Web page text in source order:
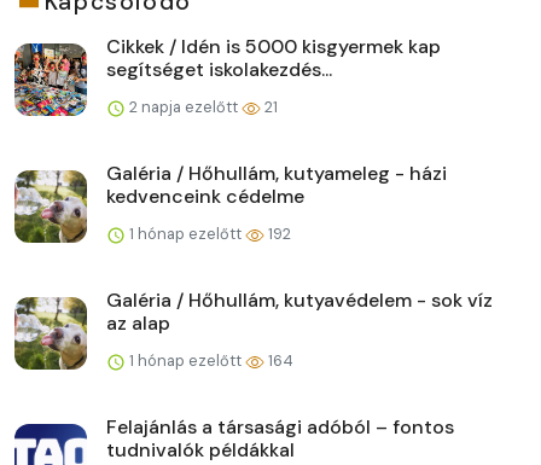
Cikkek / Idén is 5000 kisgyermek kap
segítséget iskolakezdés...
2 napja ezelőtt 21
Galéria / Hőhullám, kutyameleg - házi
kedvenceink cédelme
1 hónap ezelőtt 192
Galéria / Hőhullám, kutyavédelem - sok víz
az alap
1 hónap ezelőtt 164
Felajánlás a társasági adóból – fontos
tudnivalók példákkal